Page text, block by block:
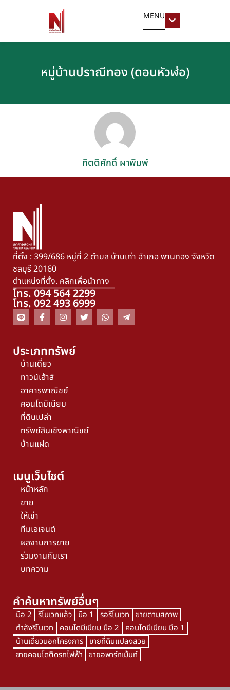
MENU
หมู่บ้านปราณีทอง (ดอนหัวฬ่อ)
กิตติศักดิ์ ผาพิมพ์
ที่ตั้ง : 399/686 หมู่ที่ 2 ตำบล บ้านเก่า อำเภอ พานทอง จังหวัด
ชลบุรี 20160
ตำแหน่งที่ตั้ง. คลิกเพื่อนำทาง
โทร. 094 564 2299
โทร. 092 493 6999
ประเภททรัพย์
บ้านเดี่ยว
ทาวน์เฮ้าส์
อาคารพาณิชย์
คอนโดมิเนียม
ที่ดินเปล่า
ทรัพย์สินเชิงพาณิชย์
บ้านแฝด
เมนูเว็บไซต์
หน้าหลัก
ขาย
ให้เช่า
ทีมเอเจนต์
ผลงานการขาย
ร่วมงานกับเรา
บทความ
คำค้นหาทรัพย์อื่นๆ
มือ 2 รีโนเวทแล้ว มือ 1 รอรีโนเวท
ขายตามสภาพ
กำลังรีโนเวท
คอนโดมีเนียม มือ 2
คอนโดมีเนียม มือ 1
บ้านเดี่ยวนอกโครงการ ขายที่ดินแปลงสวย
ขายคอนโดติดรถไฟฟ้า
ขายอพาร์ทเม้นท์